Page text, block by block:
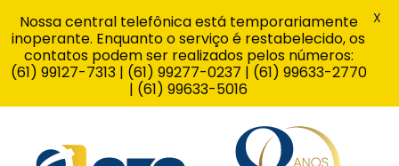
Nossa central telefônica está temporariamente
inoperante. Enquanto o serviço é restabelecido, os
contatos podem ser realizados pelos números:
(61) 99127-7313 | (61) 99277-0237 | (61) 99633-2770
| (61) 99633-5016
X